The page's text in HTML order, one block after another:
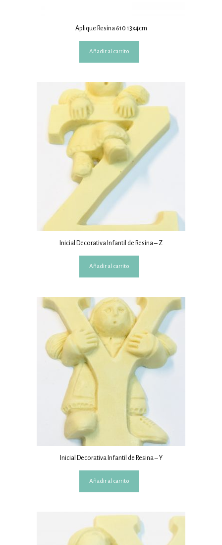
Aplique Resina 610 13x4cm
Añadir al carrito
Inicial Decorativa Infantil de Resina – Z
Añadir al carrito
Inicial Decorativa Infantil de Resina – Y
Añadir al carrito